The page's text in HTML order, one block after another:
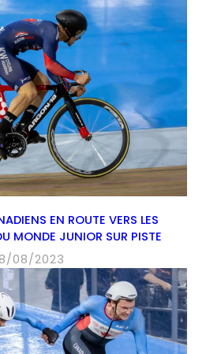
EN ROUTE VERS LES
MONDE JUNIOR SUR PISTE
08/2023